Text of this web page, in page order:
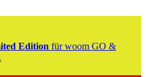
Edition für woom GO &